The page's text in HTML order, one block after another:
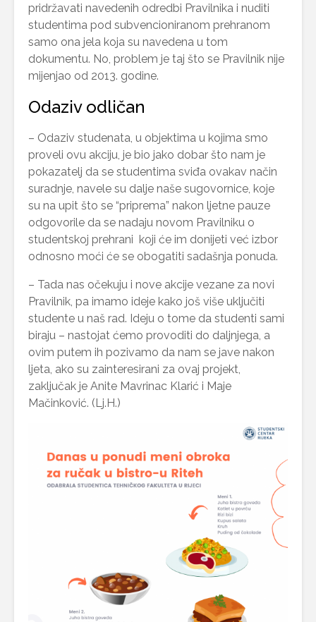
pridržavati navedenih odredbi Pravilnika i nuditi
studentima pod subvencioniranom prehranom
samo ona jela koja su navedena u tom
dokumentu. No, problem je taj što se Pravilnik nije
mijenjao od 2013. godine.
Odaziv odličan
– Odaziv studenata, u objektima u kojima smo
proveli ovu akciju, je bio jako dobar što nam je
pokazatelj da se studentima sviđa ovakav način
suradnje, navele su dalje naše sugovornice, koje
su na upit što se “priprema” nakon ljetne pauze
odgovorile da se nadaju novom Pravilniku o
studentskoj prehrani koji će im donijeti već izbor
odnosno moći će se obogatiti sadašnja ponuda.
– Tada nas očekuju i nove akcije vezane za novi
Pravilnik, pa imamo ideje kako još više uključiti
studente u naš rad. Ideju o tome da studenti sami
biraju – nastojat ćemo provoditi do daljnjega, a
ovim putem ih pozivamo da nam se jave nakon
ljeta, ako su zainteresirani za ovaj projekt,
zaključak je Anite Mavrinac Klarić i Maje
Mačinković. (Lj.H.)